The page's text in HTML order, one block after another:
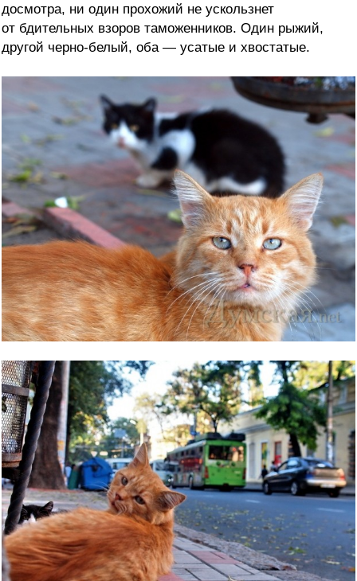
досмотра, ни один прохожий не ускользнет
от бдительных взоров таможенников. Один рыжий,
другой черно-белый, оба — усатые и хвостатые.